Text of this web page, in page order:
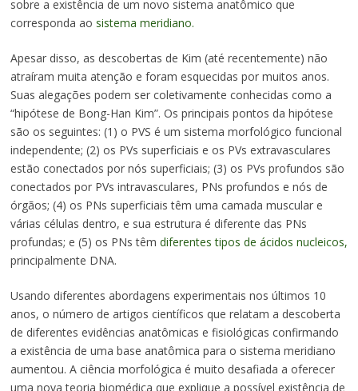
sobre a existência de um novo sistema anatômico que
corresponda ao sistema meridiano.
Apesar disso, as descobertas de Kim (até recentemente) não
atraíram muita atenção e foram esquecidas por muitos anos.
Suas alegações podem ser coletivamente conhecidas como a
“hipótese de Bong-Han Kim”. Os principais pontos da hipótese
são os seguintes: (1) o PVS é um sistema morfológico funcional
independente; (2) os PVs superficiais e os PVs extravasculares
estão conectados por nós superficiais; (3) os PVs profundos são
conectados por PVs intravasculares, PNs profundos e nós de
órgãos; (4) os PNs superficiais têm uma camada muscular e
várias células dentro, e sua estrutura é diferente das PNs
profundas; e (5) os PNs têm diferentes tipos de ácidos nucleicos,
principalmente DNA.
Usando diferentes abordagens experimentais nos últimos 10
anos, o número de artigos científicos que relatam a descoberta
de diferentes evidências anatômicas e fisiológicas confirmando
a existência de uma base anatômica para o sistema meridiano
aumentou. A ciência morfológica é muito desafiada a oferecer
uma nova teoria biomédica que explique a possível existência de